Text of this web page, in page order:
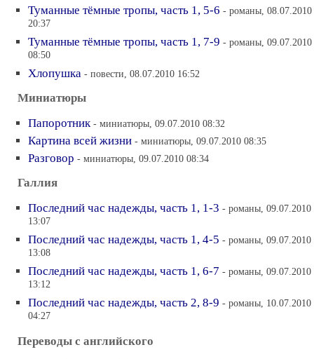
Туманные тёмные тропы, часть 1, 5-6 - романы, 08.07.2010
20:37
Туманные тёмные тропы, часть 1, 7-9 - романы, 09.07.2010
08:50
Хлопушка - повести, 08.07.2010 16:52
Миниатюры
Папоротник - миниатюры, 09.07.2010 08:32
Картина всей жизни - миниатюры, 09.07.2010 08:35
Разговор - миниатюры, 09.07.2010 08:34
Галлия
Последний час надежды, часть 1, 1-3 - романы, 09.07.2010
13:07
Последний час надежды, часть 1, 4-5 - романы, 09.07.2010
13:08
Последний час надежды, часть 1, 6-7 - романы, 09.07.2010
13:12
Последний час надежды, часть 2, 8-9 - романы, 10.07.2010
04:27
Переводы с английского